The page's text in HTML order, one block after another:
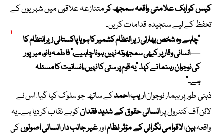
کیس کو ایک علامتی واقعہ سمجھ کرمتنازعہ علاقوں میں شہریوں کے
تحفظ کے لیے سنجیدہ اقدامات کریں۔
“چاہے وہ شخص بھارتی زیر انتظام کشمیر کا ہو یا پاکستانی زیر انتظام کا
— انسانی وقار پر کبھی سمجھوتہ نہیں ہونا چاہیے،”فاطمہ بانو،میرپور
کی نوجوان رہنما نے کہا۔ “یہ قوم پرستی کا نہیں، انسانیت کا مسئلہ
ہے۔”
ذہنی طور پر بیمار نوجواناریب احمدکے ساتھ جو سلوک کیا گیا، اس نے
لائن آف کنٹرول پرانسانی حقوق کے شدید فقدانکو بے نقاب کر دیا ہے۔ یہ
واقعہبین الاقوامی نگرانی کے مؤثر نظاماورغیر جانب دار انسانی اصولوںکی